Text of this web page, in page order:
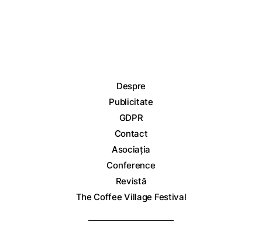
Despre
Publicitate
GDPR
Contact
Asociația
Conference
Revistă
The Coffee Village Festival